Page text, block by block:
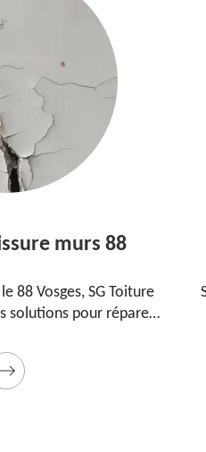
murs 88
professionnel dans le
à tout moment
ce faire